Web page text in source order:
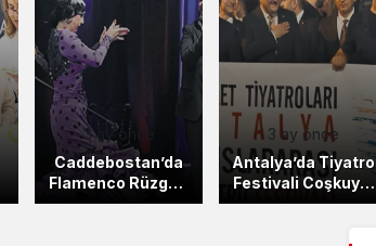
3 ay önce
Caddebostan’da
Flamenco Rüzgarı
Esti!
3 ay önce
Antalya’da Tiyatro
Festivali Coşkuyla
Başladı!